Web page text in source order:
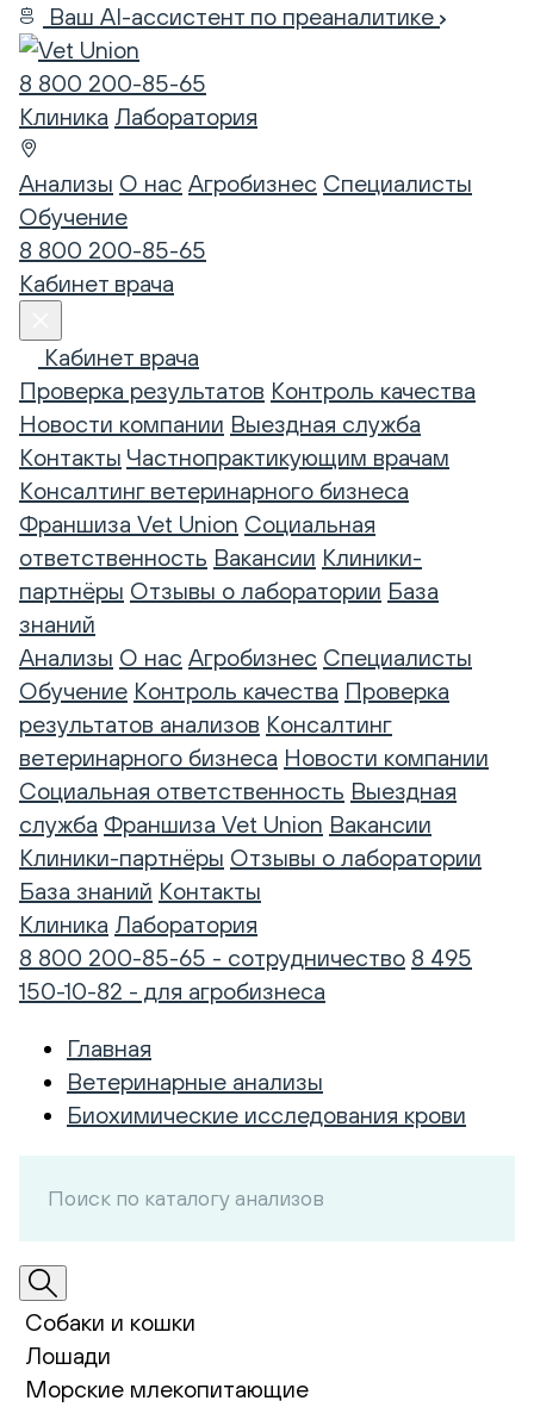
Ваш AI-ассистент по преаналитике
8 800 200-85-65
Клиника Лаборатория
Анализы О нас Агробизнес Специалисты
Обучение
8 800 200-85-65
Кабинет врача
Кабинет врача
Проверка результатов Контроль качества
Новости компании Выездная служба
Контакты Частнопрактикующим врачам
Консалтинг ветеринарного бизнеса
Франшиза Vet Union Социальная
ответственность Вакансии Клиники-
партнёры Отзывы о лаборатории База
знаний
Анализы О нас Агробизнес Специалисты
Обучение Контроль качества Проверка
результатов анализов Консалтинг
ветеринарного бизнеса Новости компании
Социальная ответственность Выездная
служба Франшиза Vet Union Вакансии
Клиники-партнёры Отзывы о лаборатории
База знаний Контакты
Клиника Лаборатория
8 800 200-85-65 - сотрудничество 8 495
150-10-82 - для агробизнеса
Главная
Ветеринарные анализы
Биохимические исследования крови
Собаки и кошки
Лошади
Морские млекопитающие